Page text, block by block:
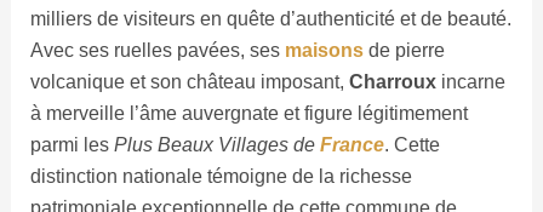
milliers de visiteurs en quête d’authenticité et de beauté.
Avec ses ruelles pavées, ses maisonsde pierre
volcanique et son château imposant, Charrouxincarne
à merveille l’âme auvergnate et figure légitimement
parmi les Plus Beaux Villages de France. Cette
distinction nationale témoigne de la richesse